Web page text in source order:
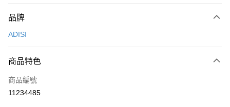
AFTEE先享後付
【關於「AFTEE先享後付」】
便利好安心！
１．簡單：不需註冊會員、不需綁卡、不需儲值。
２．便利：只要手機號碼，簡訊認證，即可結帳。
３．安心：先確認商品／服務後，再付款。
貨到付款
運送方式
品牌
ADISI
商品特色
商品編號
11234485